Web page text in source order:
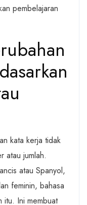
pembelajaran
kata kerja tidak
atau jumlah.
atau Spanyol,
feminin, bahasa
itu. Ini membuat